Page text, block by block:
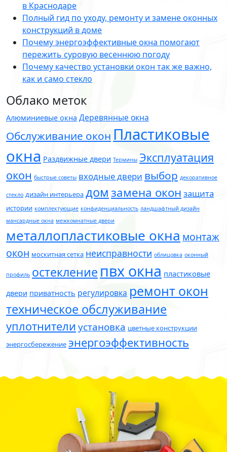
в Краснодаре
Полный гид по уходу, ремонту и замене оконных
конструкций в доме
Почему энергоэффективные окна помогают
пережить суровую весеннюю погоду
Почему качество установки окон так же важно,
как и само стекло
Облако меток
Алюминиевые окна Деревянные окна
Обслуживание окон Пластиковые
окна Раздвижные двери Термины Эксплуатация
окон быстрые советы входные двери выбор декоративное
стекло дизайн интерьера домзамена окон защита
истории комплектующие конфиденциальность ландшафтный дизайн
мансардные окна межкомнатные двери
металлопластиковые окна монтаж
окон москитная сетка неисправности облицовка оконный
профиль остекление пвх окна пластиковые
двери приватность регулировка ремонт окон
техническое обслуживание
уплотнители установка цветные конструкции
энергосбережение энергоэффективность